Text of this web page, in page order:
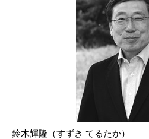
鈴木輝隆（すずき てるたか）